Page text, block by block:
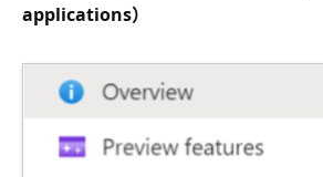
applications）